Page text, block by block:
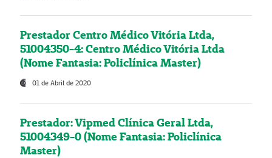
Prestador Centro Médico Vitória Ltda,
51004350-4: Centro Médico Vitória Ltda
(Nome Fantasia: Policlínica Master)
01 de Abril de 2020
Prestador: Vipmed Clínica Geral Ltda,
51004349-0 (Nome Fantasia: Policlínica
Master)